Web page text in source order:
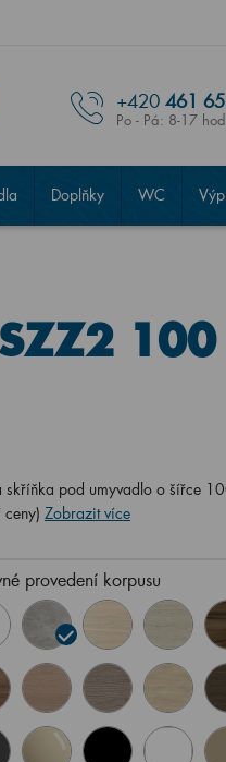
+420 461
Po - Pá: 8-17 hod.
Doplňky WC
100
skříňka pod umyvadlo o šířce
ceny) Zobrazit více
provedení korpusu